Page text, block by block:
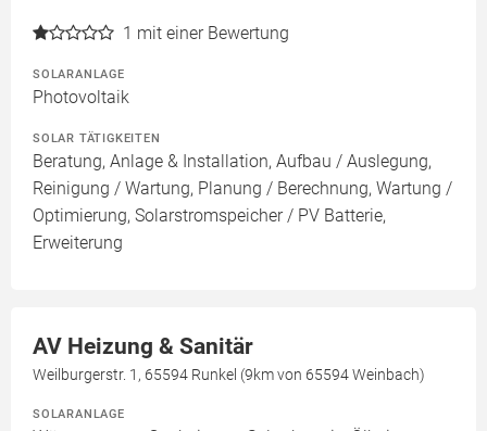
1 mit einer Bewertung
SOLARANLAGE
Photovoltaik
SOLAR TÄTIGKEITEN
Beratung, Anlage & Installation, Aufbau / Auslegung,
Reinigung / Wartung, Planung / Berechnung, Wartung /
Optimierung, Solarstromspeicher / PV Batterie,
Erweiterung
AV Heizung & Sanitär
Weilburgerstr. 1, 65594 Runkel (9km von 65594 Weinbach)
SOLARANLAGE